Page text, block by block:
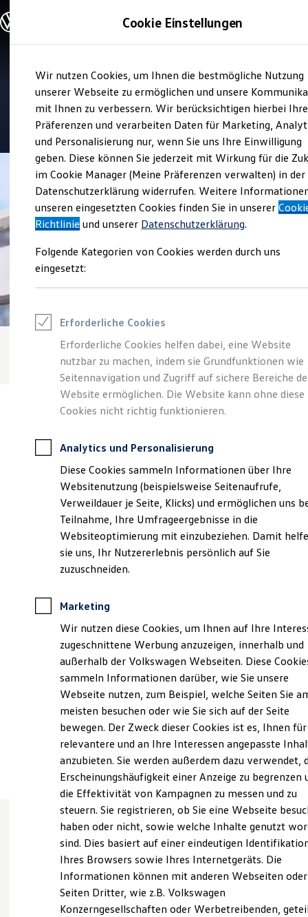
Hauptinhalt
springen
Footer
springen
Modelle und Konfigurator
Modelle vergleichen
Elektroautos
ENERGY Sondermodelle
Nutzfahrzeuge
SUV und CUV
Familienautos
Kombis
Kompaktwagen
Sportwagen
Schnell verfügbare Fahrzeuge
Angebote und Produkte
Aktuelle Angebote
E-Auto-Förderung
Volkswagen Marktplatz
Junge Gebrauchtwagen und Gebrauchtwagen
Volkswagen Zertifizierte Gebrauchtwagen
Zubehör- und Serviceangebote
Leasing
Leasing-Angebote
Gebrauchtwagen Leasing
Junge Gebrauchtwagen-Leasing
Elektroauto Leasing
Kleinwagen-Leasing
Leasing ohne Anzahlung
Finanzierung
Kfz-Versicherung
Restschuldversicherungen
Garantien
Wartungsverträge
Geschäftskunden
Professional Class bei Volkswagen
Großkunden
Behörden
Direktkunden
Sonderfahrzeuge
Anpfiff zum Gewinn
Elektroautos
ID. Tutorials
Elektrofahrzeugkonzepte
Reichweite
Reichweite der ID. Modelle
Reichweite im Winter
Laden
Laden unterwegs
Laden Zuhause
Ladestationen finden
Ladezeitensimulator
Batterie
Sicherheit
Garantie und Lebensdauer
Nachhaltigkeit
Technologie
Kosten und Kauf
Verbrauchskosten
Kaufoptionen
E-Auto-Förderung
Software und Konnektivität
ID. Software Versionen und Updates
Digitale Extras
Verkauf und Service
Autohaus Thomas Minnich
4.9| 196 Bewertungen
Verantwortlich für die Inhalte auf dieser Seite ist die Autohaus
Thomas Minnich GmbH & Co. KG (Impressum & Rechtliches)
Am Windmühlenberg 4, 15320 Neuhardenberg
info@autohaus-minnich.de
Montag
Sonntag
Geschlossen
Ansprechpartner
Wie können wir
Ihnen weiterhelfen?
Cookie Einstellungen
Wir nutzen Cookies, um Ihnen die bestmögliche Nutzung
unserer Webseite zu ermöglichen und unsere
mit Ihnen zu verbessern. Wir berücksichtigen hierbei Ihre
Präferenzen und verarbeiten Daten für Marketing,
und Personalisierung nur, wenn Sie uns Ihre Einwilligung
geben. Diese können Sie jederzeit mit Wirkung für die
im Cookie Manager (Meine Präferenzen verwalten) in der
Datenschutzerklärung widerrufen. Weitere
unseren eingesetzten Cookies finden Sie in unserer
Richtlinie und unserer Datenschutzerklärung.
Folgende Kategorien von Cookies werden durch uns
eingesetzt:
Erforderliche Cookies
Erforderliche Cookies helfen dabei, eine Website
nutzbar zu machen, indem sie Grundfunktionen wie
Seitennavigation und Zugriff auf sichere Bereiche
Website ermöglichen. Die Website kann ohne diese
Cookies nicht richtig funktionieren.
Analytics und Personalisierung
Diese Cookies sammeln Informationen über Ihre
Websitenutzung (beispielsweise Seitenaufrufe,
Verweildauer je Seite, Klicks) und ermöglichen uns
Teilnahme, Ihre Umfrageergebnisse in die
Websiteoptimierung mit einzubeziehen. Damit
sie uns, Ihr Nutzererlebnis persönlich auf Sie
zuzuschneiden.
Marketing
Wir nutzen diese Cookies, um Ihnen auf Ihre
zugeschnittene Werbung anzuzeigen, innerhalb und
außerhalb der Volkswagen Webseiten. Diese
sammeln Informationen darüber, wie Sie unsere
Webseite nutzen, zum Beispiel, welche Seiten Sie
meisten besuchen oder wie Sie sich auf der Seite
bewegen. Der Zweck dieser Cookies ist es, Ihnen für
relevantere und an Ihre Interessen angepasste
anzubieten. Sie werden außerdem dazu verwendet,
Erscheinungshäufigkeit einer Anzeige zu begrenzen
die Effektivität von Kampagnen zu messen und zu
steuern. Sie registrieren, ob Sie eine Webseite
haben oder nicht, sowie welche Inhalte genutzt
sind. Dies basiert auf einer eindeutigen
Ihres Browsers sowie Ihres Internetgeräts. Die
Informationen können mit anderen Webseiten oder
Seiten Dritter, wie z.B. Volkswagen
Konzerngesellschaften oder Werbetreibenden,